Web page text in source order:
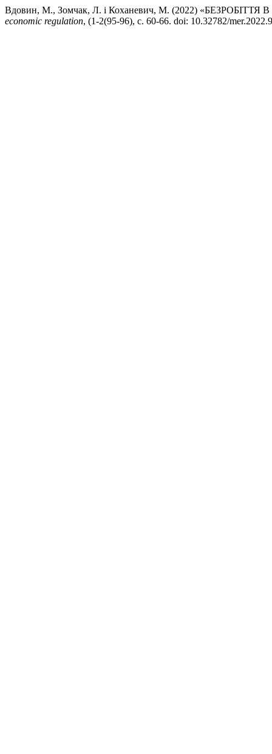
Вдовин, М., Зомчак, Л. і Коханевич, М. (2022)
economic regulation, (1-2(95-96), с. 60-66. doi: 10.32782/